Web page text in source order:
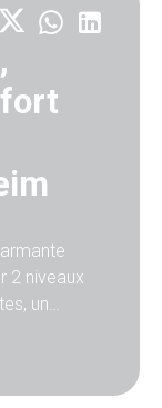
2 niveaux
un
sur une